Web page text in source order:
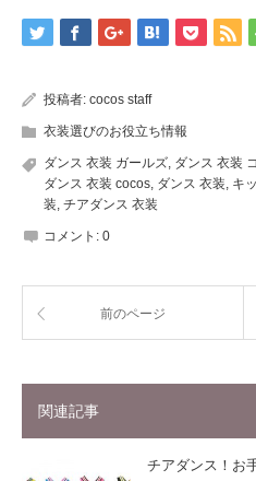
投稿者: cocos staff
衣装選びのお役立ち情報
ダンス 衣装 ガールズ, ダンス 衣装
ダンス 衣装 cocos, ダンス 衣装, キ
装, チアダンス 衣装
コメント: 0
前のページ
関連記事
チアダンス！お